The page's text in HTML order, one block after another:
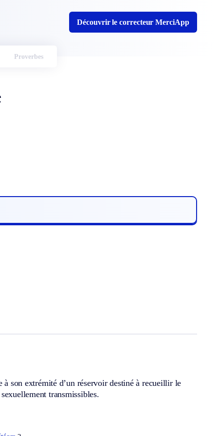
Découvrir le correcteur MerciApp
Proverbes
son extrémité d’un réservoir destiné à recueillir le
transmissibles.